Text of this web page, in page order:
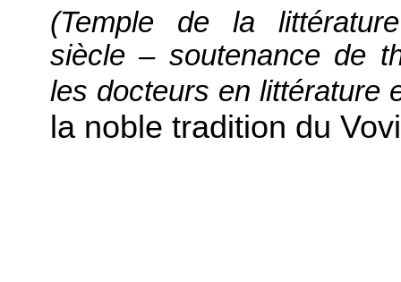
(Temple de la
siècle – soutenance de
les docteurs en littérature
la noble tradition du